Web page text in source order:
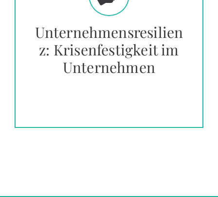
Unternehmensresilien
z: Krisenfestigkeit im
Unternehmen